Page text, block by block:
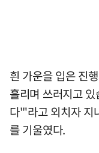
흰 가운을 입은 진
흘리며 쓰러지고
다'"라고 외치자 지
를 기울였다.